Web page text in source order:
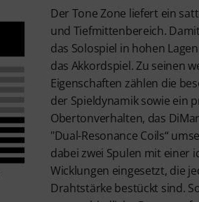
Der Tone Zone liefert ein
und Tiefmittenbereich.
das Solospiel in hohen
das Akkordspiel. Zu seinen
Eigenschaften zählen die
der Spieldynamik sowie ein
Obertonverhalten, das
"Dual-Resonance Coils“
dabei zwei Spulen mit einer
Wicklungen eingesetzt, die
Drahtstärke bestückt sind.